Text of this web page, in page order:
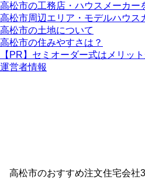
高松市の工務店・ハウスメーカー
高松市周辺エリア・モデルハウス
高松市の土地について
高松市の住みやすさは？
【PR】セミオーダー式はメリッ
運営者情報
高松市のおすすめ注文住宅会社